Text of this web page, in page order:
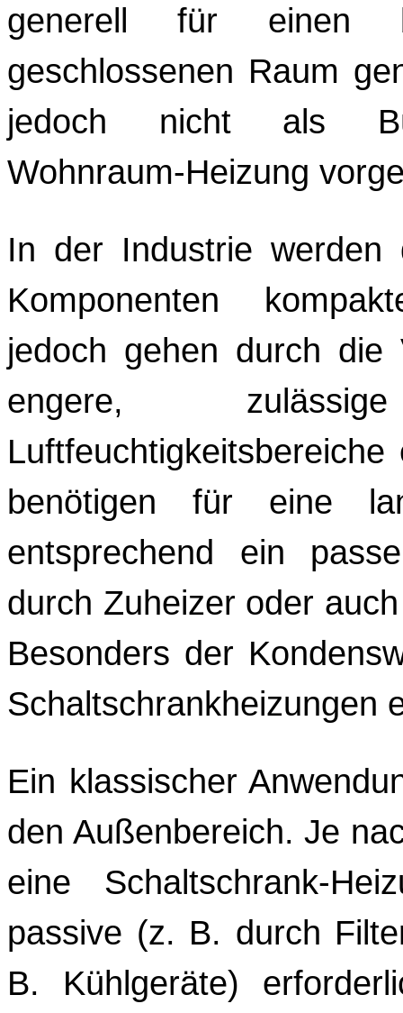
generell für einen
geschlossenen Raum
jedoch nicht als
Wohnraum-Heizung
In der Industrie werden
Komponenten
jedoch gehen durch die
engere,
benötigen für eine
entsprechend ein
durch Zuheizer oder
Besonders der
Schaltschrankheizungen
Ein klassischer
den Außenbereich. Je
eine Schaltschrank-
passive (z. B. durch
B. Kühlgeräte)